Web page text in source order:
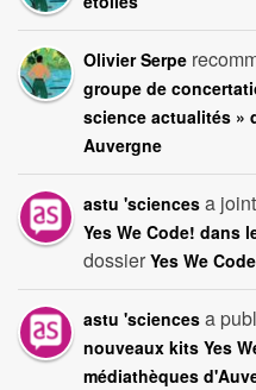
Olivier Serpe
groupe de
science actualités »
Auvergne
astu 'sciences a
Yes We Code! dans
dossier Yes We
astu 'sciences a
nouveaux kits Yes
médiathèques